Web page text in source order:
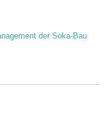
der Soka-Bau